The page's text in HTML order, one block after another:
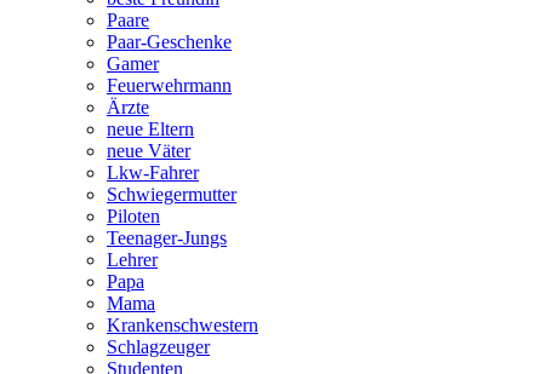
Paare
Paar-Geschenke
Gamer
Feuerwehrmann
Ärzte
neue Eltern
neue Väter
Lkw-Fahrer
Schwiegermutter
Piloten
Teenager-Jungs
Lehrer
Papa
Mama
Krankenschwestern
Schlagzeuger
Studenten